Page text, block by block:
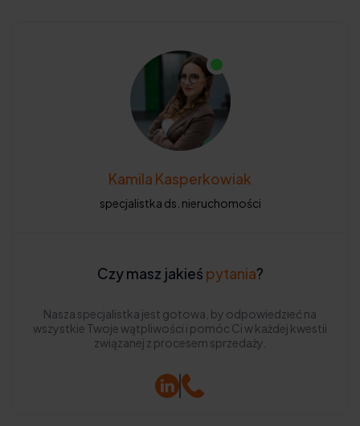
Kamila Kasperkowiak
specjalistka ds. nieruchomości
Czy masz jakieś pytania?
Nasza specjalistka jest gotowa, by odpowiedzieć na
wszystkie Twoje wątpliwości i pomóc Ci w każdej kwestii
związanej z procesem sprzedaży.